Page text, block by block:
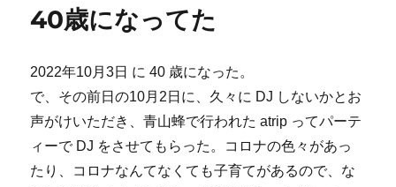
40歳になってた
2022年10月3日 に 40 歳になった。
で、その前日の10月2日に、久々に DJ しないかとお
声がけいただき、青山蜂で行われた atrip ってパーテ
ィーで DJ をさせてもらった。コロナの色々があっ
たり、コロナなんてなくても子育てがあるので、な